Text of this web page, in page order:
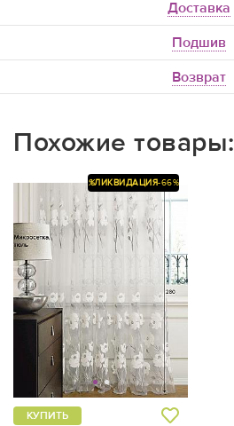
доставка
Подшив
Возврат
Похожие товары:
%ЛИКВИДАЦИЯ-66%
КУПИТЬ